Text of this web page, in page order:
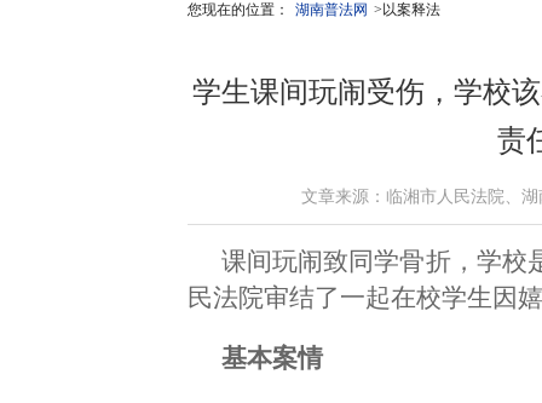
您现在的位置： 湖南普法网 >以案释法
学生课间玩闹受伤，学校
责
文章来源：临湘市人民法院、
课间玩闹致同学骨折，学校
民法院审结了一起在校学生因
基本案情